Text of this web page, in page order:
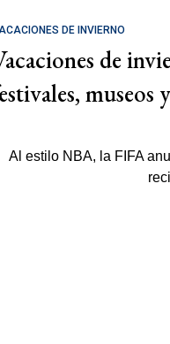
DE INVIERNO
de
museos